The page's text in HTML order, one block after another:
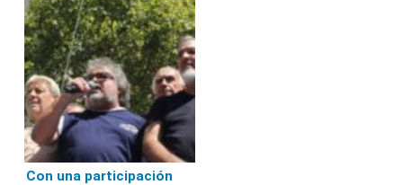
Con una participación